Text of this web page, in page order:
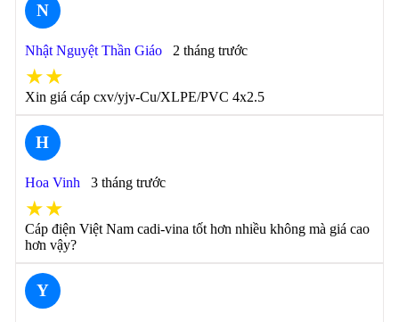
N
Nhật Nguyệt Thần Giáo 2 tháng trước
★★
Xin giá cáp cxv/yjv-Cu/XLPE/PVC 4x2.5
H
Hoa Vinh 3 tháng trước
★★
Cáp điện Việt Nam cadi-vina tốt hơn nhiều không mà giá cao
hơn vậy?
Y